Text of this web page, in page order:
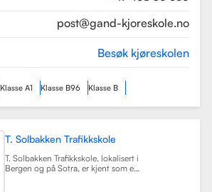
post@gand-kjoreskole.no
Besøk kjøreskolen
Klasse A1 Klasse B96 Klasse B
T. Solbakken Trafikkskole
T. Solbakken Trafikkskole, lokalisert i
Bergen og på Sotra, er kjent som en